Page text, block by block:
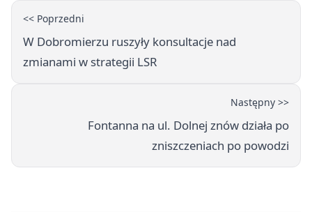
<< Poprzedni
W Dobromierzu ruszyły konsultacje nad
zmianami w strategii LSR
Następny >>
Fontanna na ul. Dolnej znów działa po
zniszczeniach po powodzi